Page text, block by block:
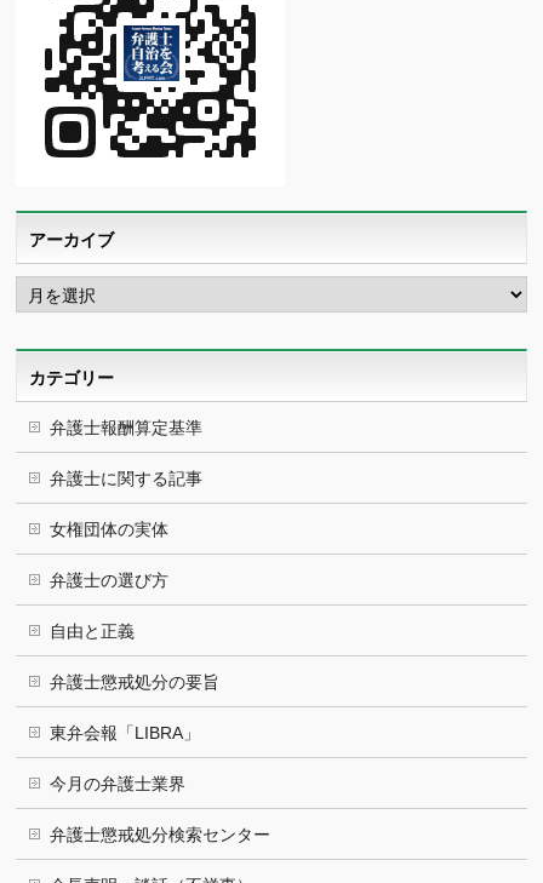
アーカイブ
ア
ー
カ
カテゴリー
弁護士報酬算定基準
弁護士に関する記事
女権団体の実体
弁護士の選び方
自由と正義
弁護士懲戒処分の要旨
東弁会報「LIBRA」
今月の弁護士業界
弁護士懲戒処分検索センター